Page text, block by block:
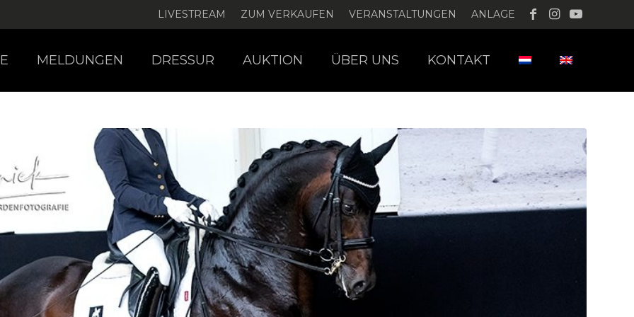
LIVESTREAM ZUM VERKAUFEN VERANSTALTUNGEN ANLAGE
MELDUNGEN DRESSUR AUKTION ÜBER UNS KONTAKT